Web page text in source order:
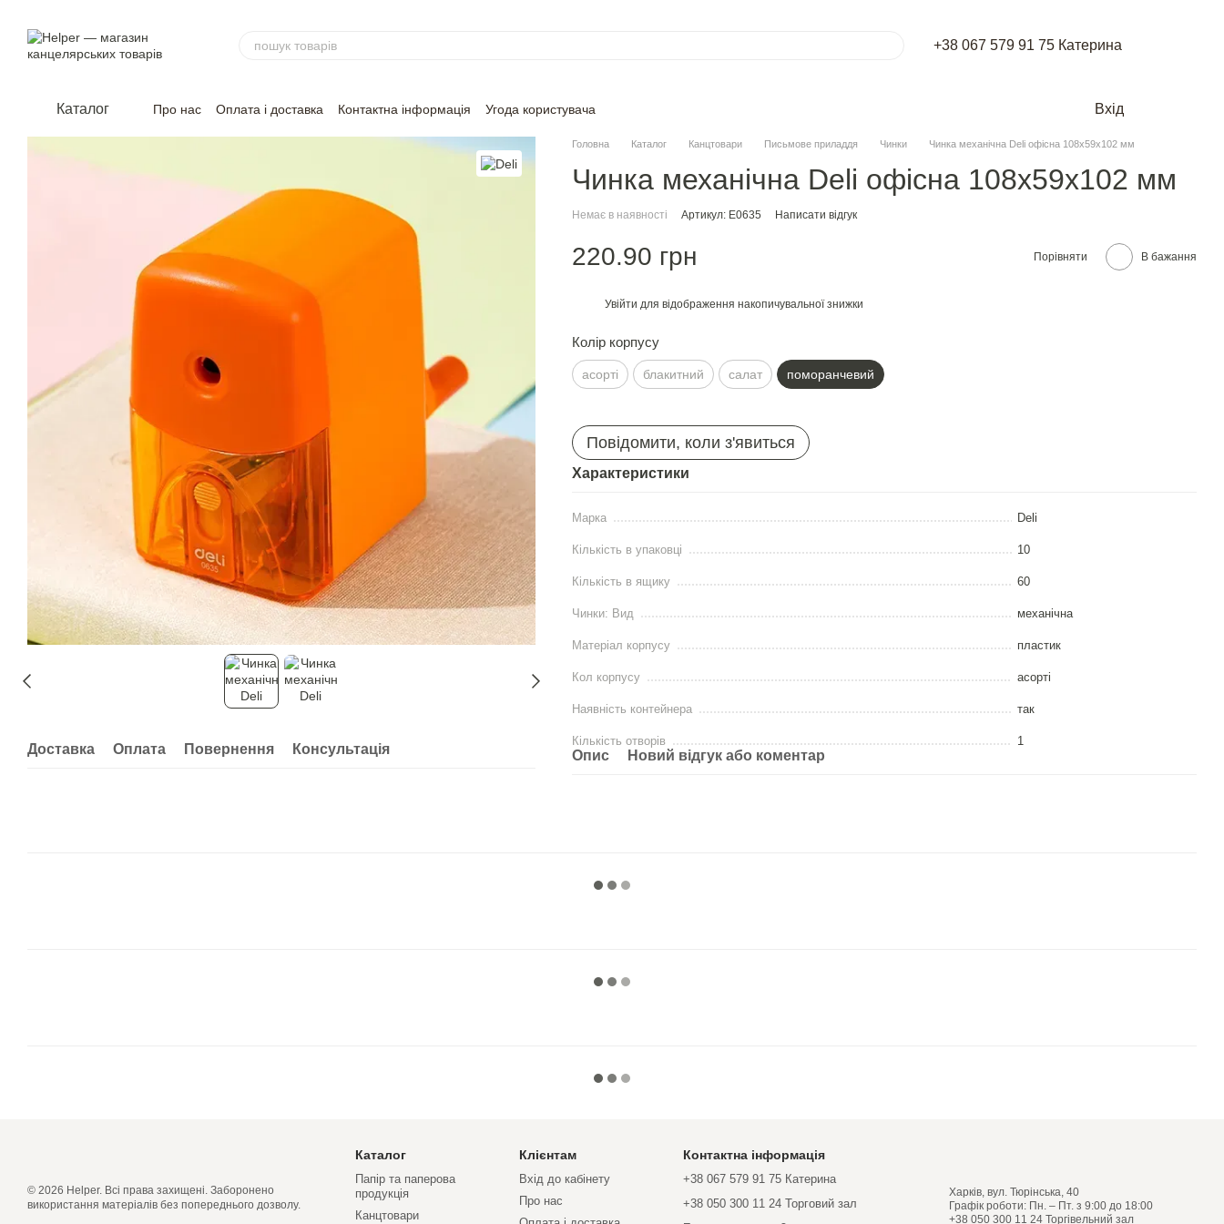
+38 067 579 91 75 Катерина
Каталог Про нас Оплата і доставка Контактна інформація Угода користувача Вхід
Доставка Оплата Повернення Консультація
Головна Каталог Канцтовари Письмове приладдя Чинки Чинка механічна Deli офісна 108х59х102 мм
Чинка механічна Deli офісна 108х59х102 мм
Немає в наявності Артикул: Е0635 Написати відгук
220.90 грн Порівняти В бажання
Увійти для відображення накопичувальної знижки
Колір корпусу
асорті блакитний салат поморанчевий
Повідомити, коли з'явиться
Характеристики
Марка Deli
Кількість в упаковці 10
Кількість в ящику 60
Чинки: Вид механічна
Матеріал корпусу пластик
Кол корпусу асорті
Наявність контейнера так
Кількість отворів 1
Опис Новий відгук або коментар
© 2026 Helper. Всі права захищені. Заборонено
використання матеріалів без попереднього дозволу.
Каталог
Папір та паперова
продукція
Канцтовари
Клієнтам
Вхід до кабінету
Про нас
Контактна інформація
+38 067 579 91 75 Катерина
+38 050 300 11 24 Торговий зал
Харків, вул. Тюрінська, 40
Графік роботи: Пн. – Пт. з 9:00 до 18:00
+38 050 300 11 24 Торгівельний зал